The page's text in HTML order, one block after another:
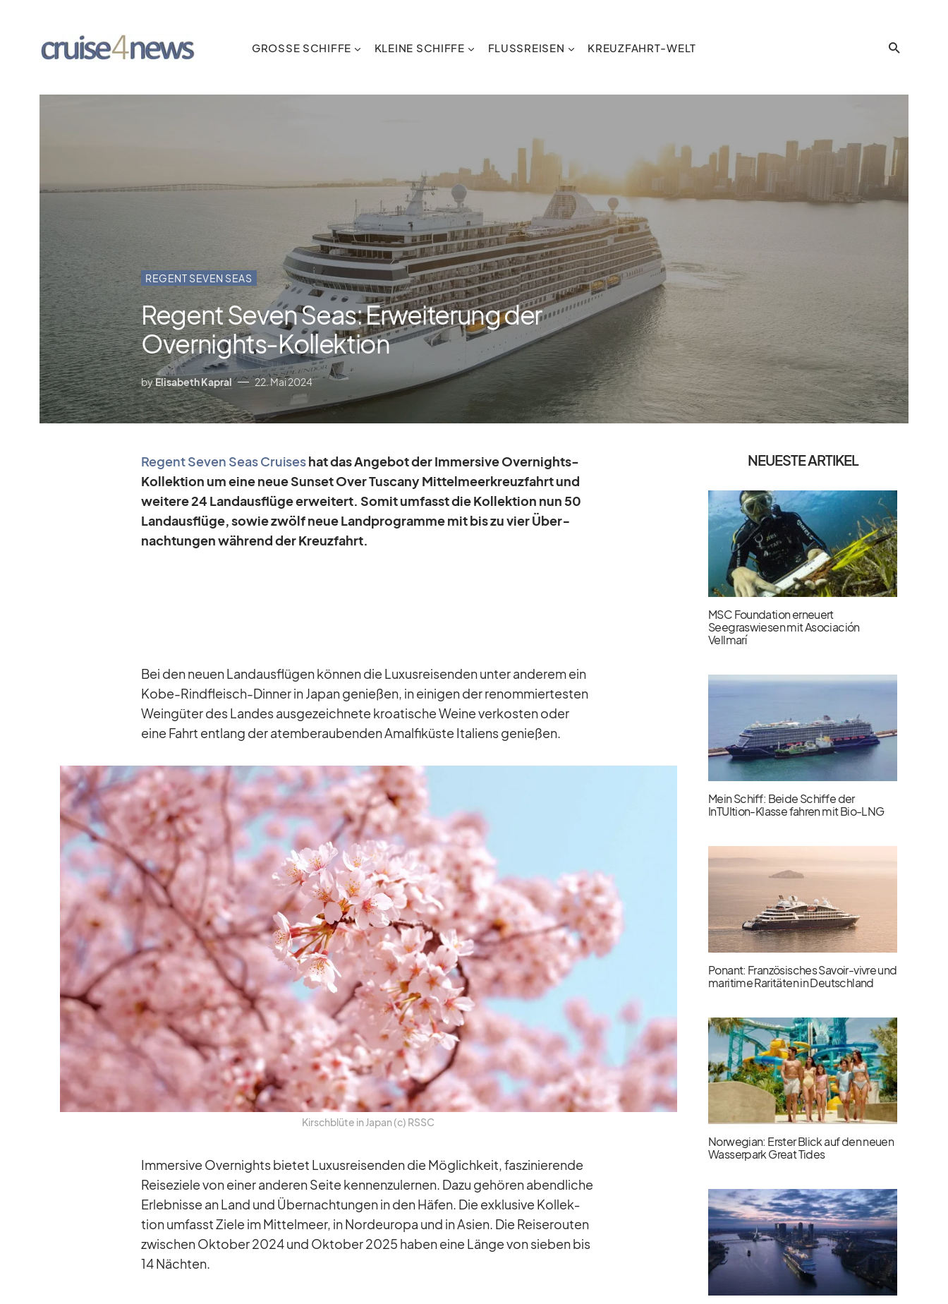
GROSSE SCHIFFE KLEINE SCHIFFE FLUSSREISEN KREUZFAHRT-WELT
REGENT SEVEN SEAS
Regent Seven Seas: Erweiterung der
Overnights-Kollektion
byElisabeth Kapral 22. Mai 2024
Re­gent Se­ven Seas Crui­seshat das An­ge­bot der Im­mersive Over­nights-
Kol­lek­tion um eine neue Sun­set Over Tu­scany Mit­tel­meer­kreuz­fahrt und
wei­tere 24 Land­aus­flüge er­wei­tert. So­mit um­fasst die Kol­lek­tion nun 50
Land­aus­flüge, so­wie zwölf neue Land­pro­gramme mit bis zu vier Über­
nach­tun­gen wäh­rend der Kreuz­fahrt.
Bei den neuen Land­aus­flü­gen kön­nen die Lu­xus­rei­sen­den un­ter an­de­rem ein
Kobe-Rind­fleisch-Din­ner in Ja­pan ge­nie­ßen, in ei­ni­gen der re­nom­mier­tes­ten
Wein­gü­ter des Lan­des aus­ge­zeich­nete kroa­ti­sche Weine ver­kos­ten oder
eine Fahrt ent­lang der atem­be­rau­ben­den Amal­fi­küste Ita­li­ens ge­nie­ßen.
Kirsch­blüte in Ja­pan (c) RSSC
Im­mersive Over­nights bie­tet Lu­xus­rei­sen­den die Mög­lich­keit, fas­zi­nie­rende
Rei­se­ziele von ei­ner an­de­ren Seite ken­nen­zu­ler­nen. Dazu ge­hö­ren abend­li­che
Er­leb­nisse an Land und Über­nach­tun­gen in den Hä­fen. Die ex­klu­sive Kol­lek­
tion um­fasst Ziele im Mit­tel­meer, in Nord­eu­ropa und in Asien. Die Rei­se­rou­ten
zwi­schen Ok­to­ber 2024 und Ok­to­ber 2025 ha­ben eine Länge von sie­ben bis
14 Näch­ten.
NEUESTE ARTIKEL
MSC Foundation erneuert
Seegraswiesen mit Asociación
Vellmarí
Mein Schiff: Beide Schiffe der
InTUItion-Klasse fahren mit Bio-LNG
Ponant: Französisches Savoir-vivre und
maritime Raritäten in Deutschland
Norwegian: Erster Blick auf den neuen
Wasserpark Great Tides